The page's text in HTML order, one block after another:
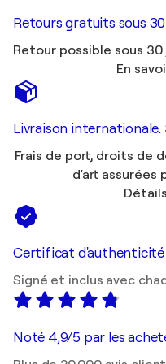
Retours gratuits sous
Retour possible sous
En
Livraison
Frais de port, droits de
d'art assurées
Certificat d'authenticité
Signé et inclus avec
Noté 4,9/5 par les